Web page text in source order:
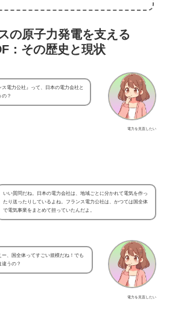
の原子力発電を支える
：その歴史と現状
電力を見直したい
ス電力公社』って、日本の電力会社と
の？
いい質問だね。日本の電力会社は、地域ごとに分かれて電気を作っ
たり送ったりしているよね。フランス電力公社は、かつては国全体
で電気事業をまとめて担っていたんだよ。
電力を見直したい
ー、国全体ってすごい規模だね！でも
違うの？